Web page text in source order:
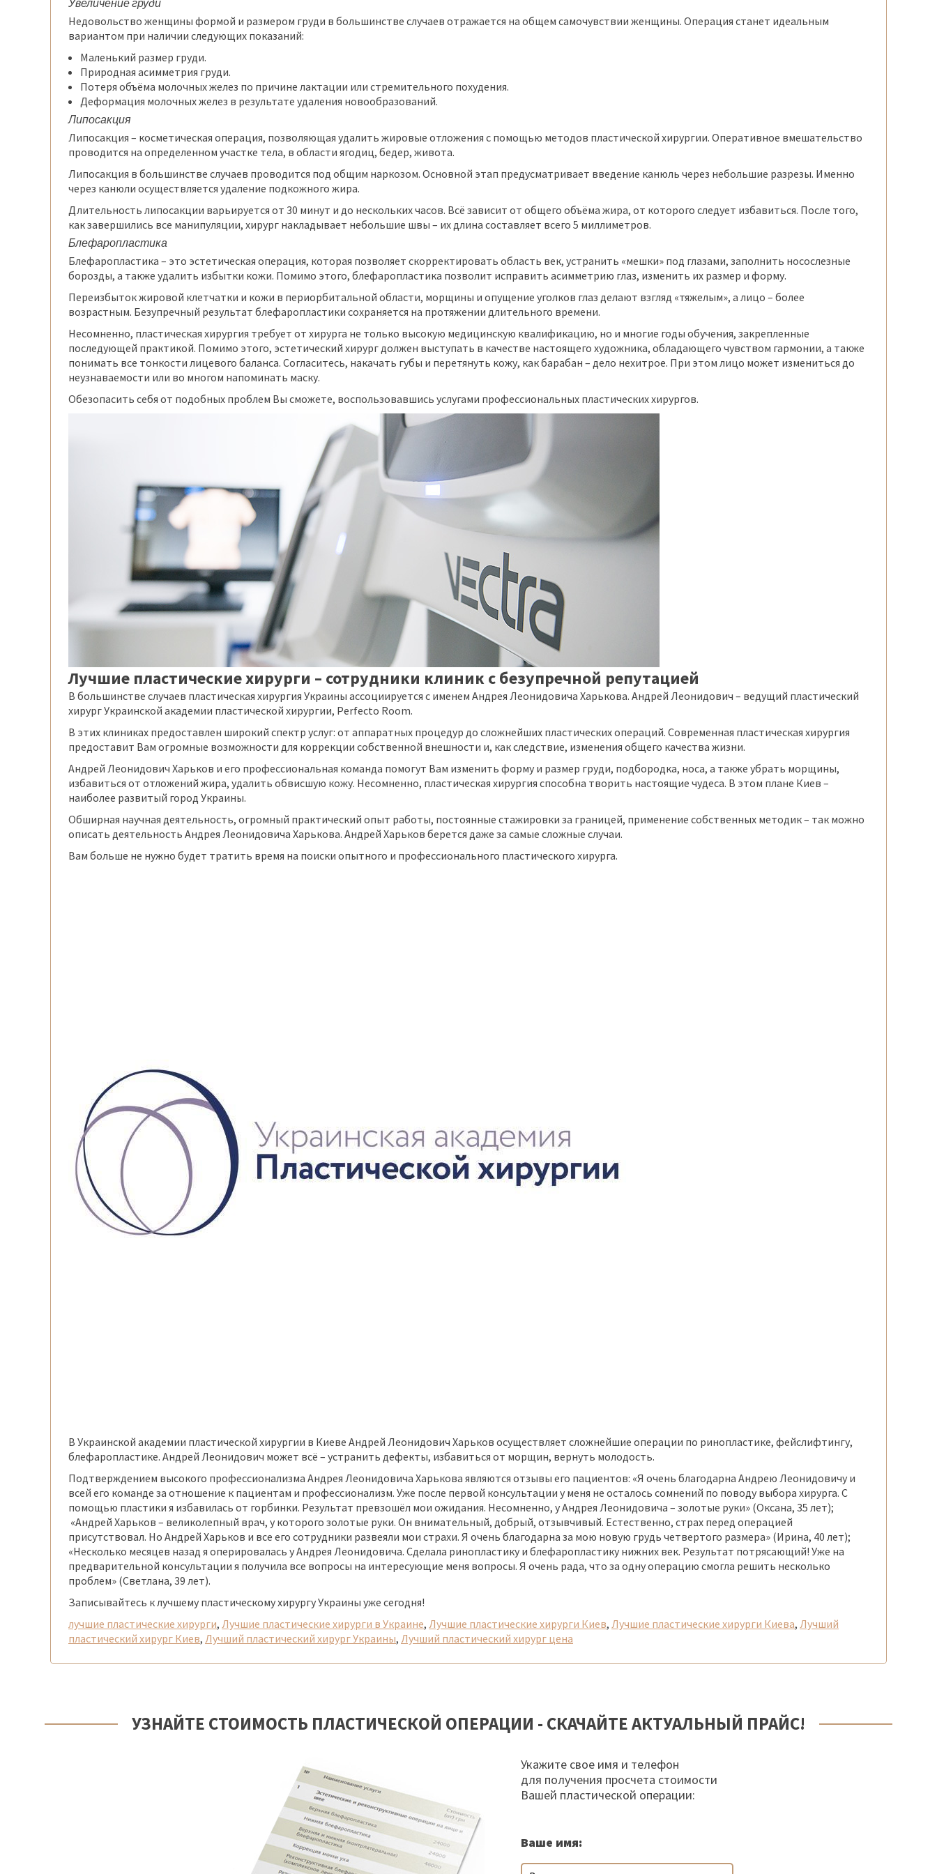
Увеличение груди
Недовольство женщины формой и размером груди в большинстве случаев отражается на общем самочувствии женщины. Операция станет идеальным
вариантом при наличии следующих показаний:
Маленький размер груди.
Природная асимметрия груди.
Потеря объёма молочных желез по причине лактации или стремительного похудения.
Деформация молочных желез в результате удаления новообразований.
Липосакция
Липосакция – косметическая операция, позволяющая удалить жировые отложения с помощью методов пластической хирургии. Оперативное вмешательство
проводится на определенном участке тела, в области ягодиц, бедер, живота.
Липосакция в большинстве случаев проводится под общим наркозом. Основной этап предусматривает введение канюль через небольшие разрезы. Именно
через канюли осуществляется удаление подкожного жира.
Длительность липосакции варьируется от 30 минут и до нескольких часов. Всё зависит от общего объёма жира, от которого следует избавиться. После того,
как завершились все манипуляции, хирург накладывает небольшие швы – их длина составляет всего 5 миллиметров.
Блефаропластика
Блефаропластика – это эстетическая операция, которая позволяет скорректировать область век, устранить «мешки» под глазами, заполнить носослезные
борозды, а также удалить избытки кожи. Помимо этого, блефаропластика позволит исправить асимметрию глаз, изменить их размер и форму.
Переизбыток жировой клетчатки и кожи в периорбитальной области, морщины и опущение уголков глаз делают взгляд «тяжелым», а лицо – более
возрастным. Безупречный результат блефаропластики сохраняется на протяжении длительного времени.
Несомненно, пластическая хирургия требует от хирурга не только высокую медицинскую квалификацию, но и многие годы обучения, закрепленные
последующей практикой. Помимо этого, эстетический хирург должен выступать в качестве настоящего художника, обладающего чувством гармонии, а также
понимать все тонкости лицевого баланса. Согласитесь, накачать губы и перетянуть кожу, как барабан – дело нехитрое. При этом лицо может измениться до
неузнаваемости или во многом напоминать маску.
Обезопасить себя от подобных проблем Вы сможете, воспользовавшись услугами профессиональных пластических хирургов.
Лучшие пластические хирурги – сотрудники клиник с безупречной репутацией
В большинстве случаев пластическая хирургия Украины ассоциируется с именем Андрея Леонидовича Харькова. Андрей Леонидович – ведущий пластический
хирург Украинской академии пластической хирургии, Perfecto Room.
В этих клиниках предоставлен широкий спектр услуг: от аппаратных процедур до сложнейших пластических операций. Современная пластическая хирургия
предоставит Вам огромные возможности для коррекции собственной внешности и, как следствие, изменения общего качества жизни.
Андрей Леонидович Харьков и его профессиональная команда помогут Вам изменить форму и размер груди, подбородка, носа, а также убрать морщины,
избавиться от отложений жира, удалить обвисшую кожу. Несомненно, пластическая хирургия способна творить настоящие чудеса. В этом плане Киев –
наиболее развитый город Украины.
Обширная научная деятельность, огромный практический опыт работы, постоянные стажировки за границей, применение собственных методик – так можно
описать деятельность Андрея Леонидовича Харькова. Андрей Харьков берется даже за самые сложные случаи.
Вам больше не нужно будет тратить время на поиски опытного и профессионального пластического хирурга.
В Украинской академии пластической хирургии в Киеве Андрей Леонидович Харьков осуществляет сложнейшие операции по ринопластике, фейслифтингу,
блефаропластике. Андрей Леонидович может всё – устранить дефекты, избавиться от морщин, вернуть молодость.
Подтверждением высокого профессионализма Андрея Леонидовича Харькова являются отзывы его пациентов: «Я очень благодарна Андрею Леонидовичу и
всей его команде за отношение к пациентам и профессионализм. Уже после первой консультации у меня не осталось сомнений по поводу выбора хирурга. С
помощью пластики я избавилась от горбинки. Результат превзошёл мои ожидания. Несомненно, у Андрея Леонидовича – золотые руки» (Оксана, 35 лет);
«Андрей Харьков – великолепный врач, у которого золотые руки. Он внимательный, добрый, отзывчивый. Естественно, страх перед операцией
присутствовал. Но Андрей Харьков и все его сотрудники развеяли мои страхи. Я очень благодарна за мою новую грудь четвертого размера» (Ирина, 40 лет);
«Несколько месяцев назад я оперировалась у Андрея Леонидовича. Сделала ринопластику и блефаропластику нижних век. Результат потрясающий! Уже на
предварительной консультации я получила все вопросы на интересующие меня вопросы. Я очень рада, что за одну операцию смогла решить несколько
проблем» (Светлана, 39 лет).
Записывайтесь к лучшему пластическому хирургу Украины уже сегодня!
лучшие пластические хирурги, Лучшие пластические хирурги в Украине, Лучшие пластические хирурги Киев, Лучшие пластические хирурги Киева, Лучший
пластический хирург Киев, Лучший пластический хирург Украины, Лучший пластический хирург цена
УЗНАЙТЕ СТОИМОСТЬ ПЛАСТИЧЕСКОЙ ОПЕРАЦИИ - СКАЧАЙТЕ АКТУАЛЬНЫЙ ПРАЙС!
Укажите свое имя и телефон
для получения просчета стоимости
Вашей пластической операции:
Ваше имя: